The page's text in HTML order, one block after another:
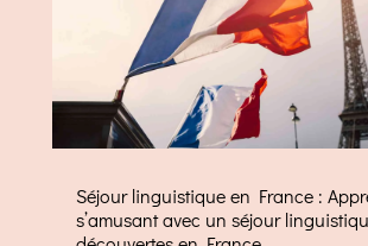
Séjour linguistique en France :
s’amusant avec un séjour